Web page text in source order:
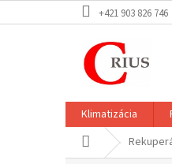
na
+421 903 826 746
Klimatizácia
Domov